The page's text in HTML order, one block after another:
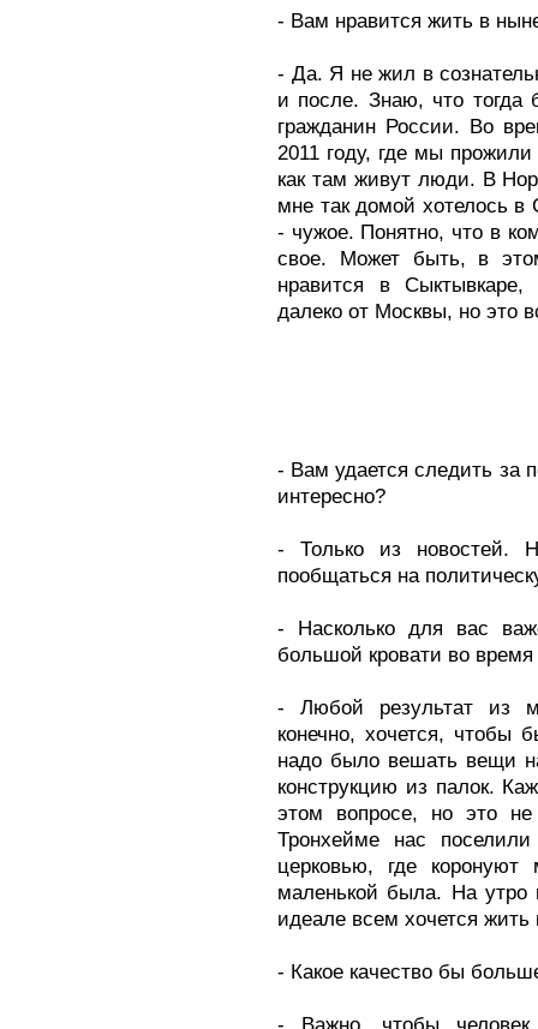
- Вам нравится жить в
- Да. Я не жил в
и после. Знаю, что тогда
гражданин России. Во
2011 году, где мы
как там живут люди. В
мне так домой хотелось в
- чужое. Понятно, что в
свое. Может быть, в
нравится в
далеко от Москвы, но это
- Вам удается следить за
интересно?
- Только из новостей.
пообщаться на
- Насколько для вас
большой кровати во время
- Любой результат из
конечно, хочется, чтобы
надо было вешать вещи
конструкцию из палок.
этом вопросе, но это
Тронхейме нас
церковью, где коронуют
маленькой была. На утро
идеале всем хочется жить
- Какое качество бы
- Важно, чтобы